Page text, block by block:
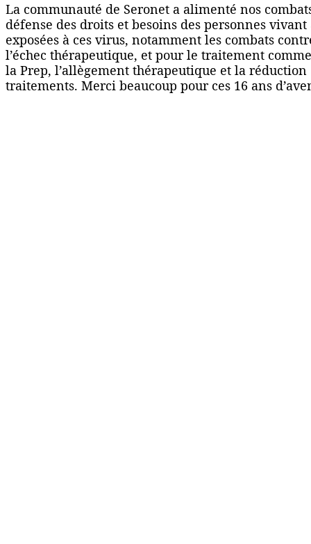
La communauté de Seronet a alimenté nos
défense des droits et besoins des personnes
exposées à ces virus, notamment les combats
l’échec thérapeutique, et pour le traitement
la Prep, l’allègement thérapeutique et la
traitements. Merci beaucoup pour ces 16 ans